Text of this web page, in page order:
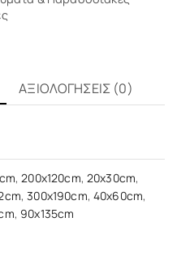
ΑΞΙΟΛΟΓΉΣΕΙΣ (0)
,200x120cm,20x30cm,
,300x190cm,40x60cm,
, 90x135cm